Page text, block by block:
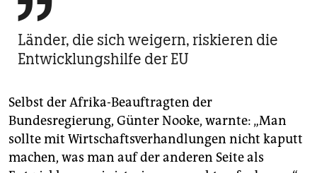
Länder, die sich ­weigern, riskieren die
Entwicklungshilfe der EU
Selbst der Afrika-Beauftragten der
Bundesregierung, Günter Nooke, warnte: „Man
sollte mit Wirtschaftsverhandlungen nicht kaputt
machen, was man auf der anderen Seite als